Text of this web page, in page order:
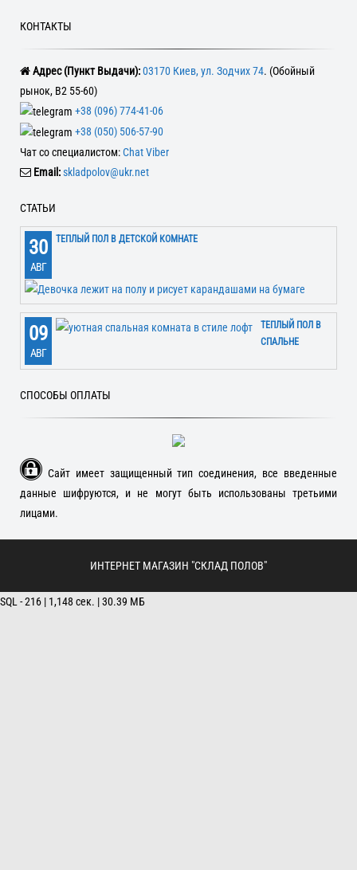
КОНТАКТЫ
Адрес (Пункт Выдачи):03170 Киев, ул. Зодчих 74. (Обойный
рынок, В2 55-60)
+38 (096) 774-41-06
+38 (050) 506-57-90
Чат со специалистом:Chat Viber
Email:skladpolov@ukr.net
СТАТЬИ
30
АВГ
ТЕПЛЫЙ ПОЛ В ДЕТСКОЙ КОМНАТЕ
09
АВГ
ТЕПЛЫЙ ПОЛ В
СПАЛЬНЕ
СПОСОБЫ ОПЛАТЫ
Сайт имеет защищенный тип соединения, все введенные
данные шифруются, и не могут быть использованы третьими
лицами.
ИНТЕРНЕТ МАГАЗИН "СКЛАД ПОЛОВ"
SQL - 216 | 1,148 сек. | 30.39 МБ